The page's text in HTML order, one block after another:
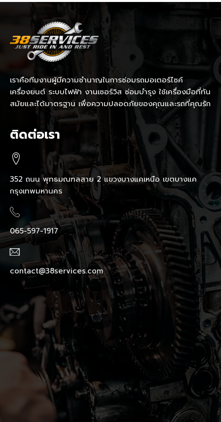
เราคือทีมงานผู้มีความชำนาญในการซ่อมรถมอเตอร์ไซค์
เครื่องยนต์ ระบบไฟฟ้า งานเซอร์วิส ซ่อมบำรุง ใช้เครื่องมือที่ทัน
สมัยและได้มาตรฐาน เพื่อความปลอดภัยของคุณและรถที่คุณรัก
ติดต่อเรา
352 ถนน พุทธมณฑลสาย 2 แขวงบางแคเหนือ เขตบางแค
กรุงเทพมหานคร
065-597-1917
contact@38services.com